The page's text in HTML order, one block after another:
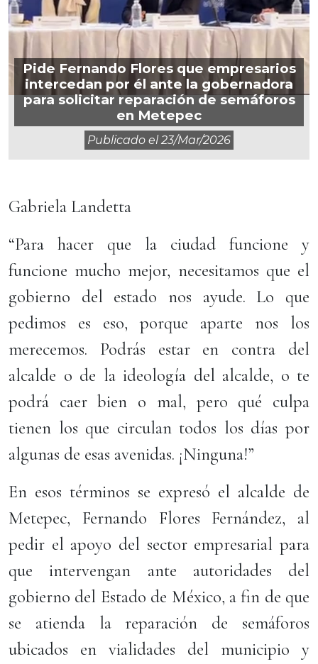
Pide Fernando Flores que empresarios
intercedan por él ante la gobernadora
para solicitar reparación de semáforos
en Metepec
Publicado el23/mar/2026
Gabriela Landetta
“Para hacer que la ciudad funcione y
funcione mucho mejor, necesitamos que el
gobierno del estado nos ayude. Lo que
pedimos es eso, porque aparte nos los
merecemos. Podrás estar en contra del
alcalde o de la ideología del alcalde, o te
podrá caer bien o mal, pero qué culpa
tienen los que circulan todos los días por
algunas de esas avenidas. ¡Ninguna!”
En esos términos se expresó el alcalde de
Metepec, Fernando Flores Fernández, al
pedir el apoyo del sector empresarial para
que intervengan ante autoridades del
gobierno del Estado de México, a fin de que
se atienda la reparación de semáforos
ubicados en vialidades del municipio y